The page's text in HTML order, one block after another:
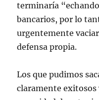
terminaría
bancarios, por lo
urgentemente
defensa propia.
Los que pudimos
claramente